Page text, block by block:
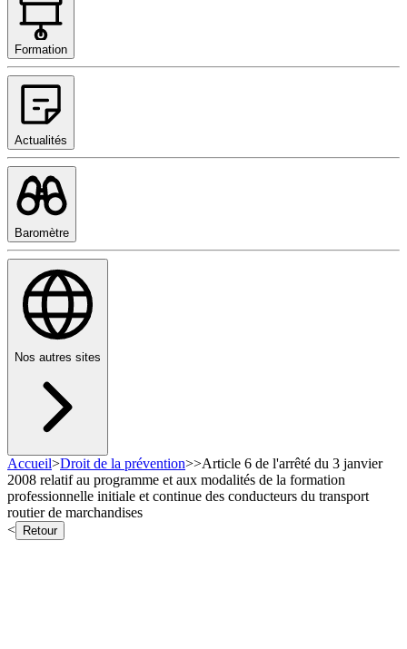
Formation
Actualités
Baromètre
Nos autres sites
Accueil>Droit de la prévention>>Article 6 de l'arrêté du 3 janvier
2008 relatif au programme et aux modalités de la formation
professionnelle initiale et continue des conducteurs du transport
routier de marchandises
<
Retour